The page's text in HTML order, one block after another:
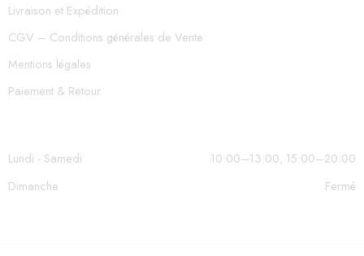
Livraison et Expédition
CGV – Conditions générales de Vente
Mentions légales
Paiement & Retour
Lundi - Samedi
10:00–13:00, 15:00–20:00
Dimanche
Fermé